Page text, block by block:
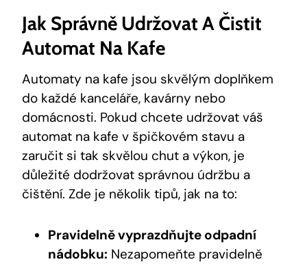
Jak Správně Udržovat A Čistit‌
Automat Na Kafe
Automaty na kafe jsou⁣ skvělým doplňkem
do⁣ každé kanceláře, kavárny ‍nebo
domácnosti. Pokud⁣ chcete udržovat váš
automat na kafe v špičkovém stavu ⁣a
zaručit si tak skvělou chut a výkon, je
důležité dodržovat správnou⁤ údržbu a
čištění. Zde je několik ​tipů, ‍jak na ​to:
Pravidelně vyprazdňujte odpadní
nádobku: Nezapomeňte pravidelně